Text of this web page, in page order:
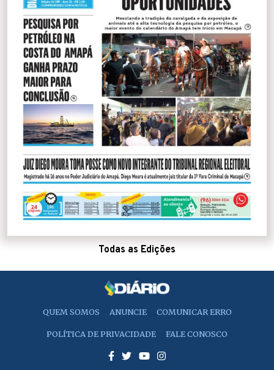
Todas as Edições
QUEM SOMOS ANUNCIE COMUNICAR ERRO
POLÍTICA DE PRIVACIDADE FALE CONOSCO